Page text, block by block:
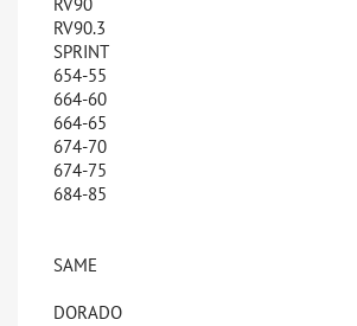
RV90.3
SPRINT
654-55
664-60
664-65
674-70
674-75
684-85
SAME
DORADO